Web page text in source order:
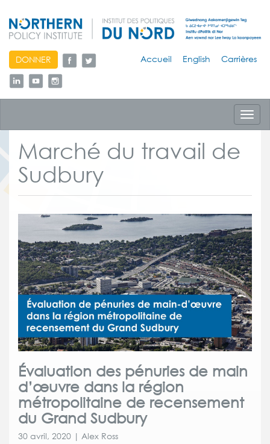
skip
to
content
DONNER Accueil English Carrières
Marché du travail de
Sudbury
Évaluation des pénuries de main
d’œuvre dans la région
métropolitaine de recensement
du Grand Sudbury
30 avril, 2020 | Alex Ross